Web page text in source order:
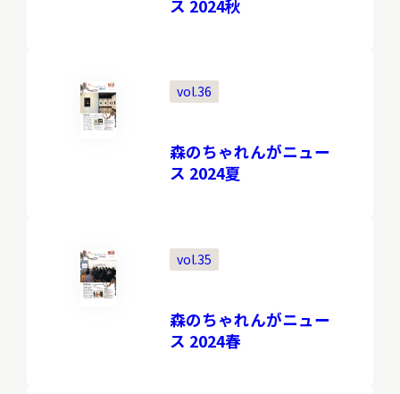
ス 2024秋
vol.36
森のちゃれんがニュー
ス 2024夏
vol.35
森のちゃれんがニュー
ス 2024春